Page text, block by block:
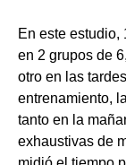
En este
en 2 grupos de
otro en las
entrenamiento,
tanto en la
exhaustivas de